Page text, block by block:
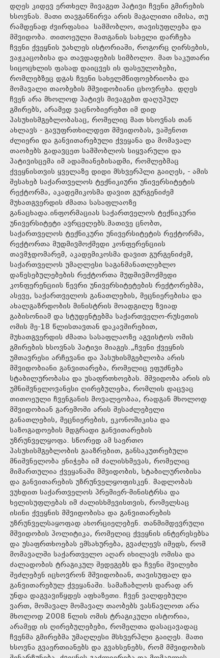
დღეს კიდევ ერთხელ მივაგეთ პატივი ჩვენი გმირების
ხსოვნას. მათი თავგანწირვა არის მაგალითი იმისა, თუ
რამდენად ძვირფასია სამშობლო, თავისუფლება და
მშვიდობა. თითოეული მათგანის სახელი დარჩება
ჩვენი ქვეყნის უახლეს ისტორიაში, როგორც ღირსების,
ვაჟკაცობისა და თავდადების სიმბოლო. მათ საკუთარი
სიცოცხლის ფასად დაიცვეს ის ფასეულობები,
რომლებზეც დგას ჩვენი სახელმწიფოებრიობა და
მომავალი თაობების მშვიდობიანი ცხოვრება. დღეს
ჩვენ არა მხოლოდ პატივს მივაგებთ დაღუპულ
გმირებს, არამედ ვაცნობიერებთ იმ დიდ
პასუხისმგებლობასაც, რომელიც მათ ხსოვნას თან
ახლავს - გავუფრთხილდეთ მშვიდობას, ვაშენოთ
ძლიერი და განვითარებული ქვეყანა და მომავალ
თაობებს გადავცეთ სამშობლოს სიყვარული და
პატივისცემა იმ ადამიანებისადმი, რომლებმაც
ქვეყნისთვის ყველაზე დიდი მსხვერპლი გაიღეს, - ამის
შესახებ საქართველოს ტექნიკიური უნივერსიტეტის
რექტორმა, აკადემიკოსმა დავით გურგენიძემ
მუხათგვერდის ძმათა სასაფლაოზე
განაცხადა.ინფორმაციას საქართველოს ტექნიკური
უნივერსიტეტი ავრცელებს.მათივე ცნობთ,
საქართველოს ტექნიკური უნივერსიტეტის რექტორმა,
რექტორთა მუდმივმოქმედი კონფერენციის
თავმჯდომარემ, აკადემიკოსმა დავით გურგენიძემ,
საქართველოს უმაღლესი საგანმანათლებლო
დაწესებულებების რექტორთა მუდმივმოქმედი
კონფერენციის წევრი უნივერსიტეტების რექტორებმა,
ასევე, საქართველოს განათლების, მეცნიერებისა და
ახალგაზრდობის მინისტრის მოადგილე ზვიად
გაბისონიამ და სტუდენტებმა საქართველო-რუსეთის
ომის მე-18 წლისთავთან დაკავშირებით,
მუხათგვერდის ძმათა სასაფლაოზე აგვისტოს ომის
გმირების ხსოვნას პატივი მიაგეს.„ჩვენი ქვეყნის
უმთავრესი არჩევანი და პასუხისმგებლობა არის
მშვიდობიანი განვითარება, რომელიც ეფუძნება
სტაბილურობასა და უსაფრთხოებას. მშვიდობა არის ის
უმნიშვნელოვანესი ღირებულება, რომლის დაცვაც
თითოეული ჩვენგანის მოვალეობაა, რადგან მხოლოდ
მშვიდობიან გარემოში არის შესაძლებელი
განათლების, მეცნიერების, ეკონომიკისა და
საზოგადოების მდგრადი განვითარების
უზრუნველყოფა. სწორედ ამ საერთო
პასუხისმგებლობის გააზრებით, განსაკუთრებული
მნიშვნელობა ენიჭება იმ ძალისხმევას, რომელიც
მიმართულია ქვეყანაში მშვიდობის, სტაბილურობისა
და განვითარების უზრუნველყოფისკენ. მადლობას
ვუხდით საქართველოს პრემიერ-მინისტრსა და
ხელისუფლებას იმ ძალისხმევისთვის, რომელსაც
ისინი ქვეყნის მშვიდობისა და განვითარების
უზრუნველსაყოფად ახორციელებენ. თანმიმდევრული
მშვიდობის პოლიტიკა, რომელიც ქვეყნის ინტერესებსა
და უსაფრთხოებას ემსახურება, გვაძლევს იმედს, რომ
მომავალში საქართველო აღარ იხილავს ომისა და
ძალადობის ტრაგიკულ შედეგებს და ჩვენი შვილები
შეძლებენ იცხოვრონ მშვიდობიან, თავისუფალ და
განვითარებულ ქვეყანაში. სამაჩაბლოს დარად არ
უნდა დაგვავიწყდეს აფხაზეთი. ჩვენ ვალდებული
ვართ, მომავალ მომავალ თაობებს ვასწავლოთ არა
მხოლოდ 2008 წლის ომის ტრაგიკული ისტორია,
არამედ ის ღირებულებები, რომელთა დასაცავადაც
ჩვენმა გმირებმა უმაღლესი მსხვერპლი გაიღეს. მათი
ხსოვნა გვაერთიანებს და გვახსენებს, რომ მშვიდობის